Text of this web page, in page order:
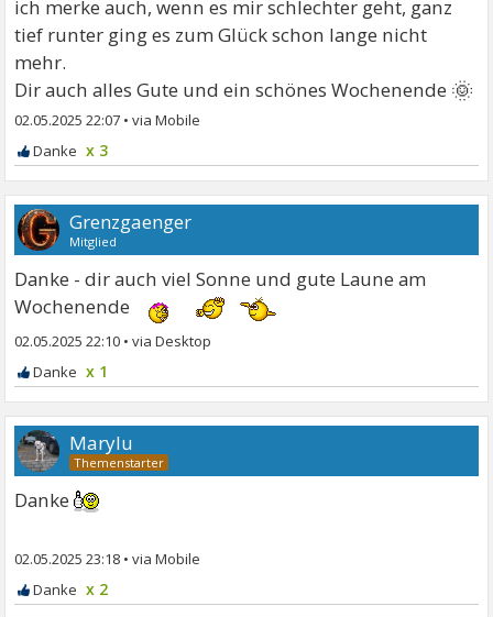
ich merke auch, wenn es mir schlechter geht, ganz
tief runter ging es zum Glück schon lange nicht
mehr.
Dir auch alles Gute und ein schönes Wochenende 🌞
02.05.2025 22:07 •
x 3
Grenzgaenger
Mitglied
Danke - dir auch viel Sonne und gute Laune am
Wochenende
02.05.2025 22:10 •
x 1
Marylu
Danke
02.05.2025 23:18 •
x 2